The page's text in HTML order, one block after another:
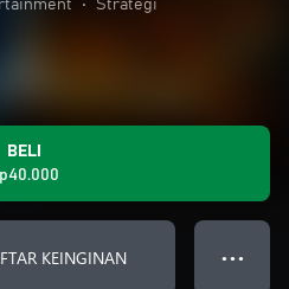
• Strategi
BELI
KEINGINAN ● ● ●